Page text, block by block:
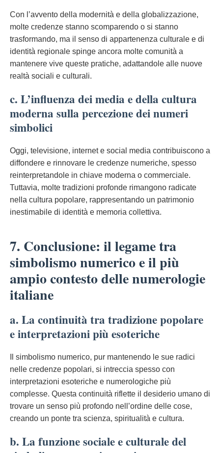
Con l’avvento della modernità e della globalizzazione,
molte credenze stanno scomparendo o si stanno
trasformando, ma il senso di appartenenza culturale e di
identità regionale spinge ancora molte comunità a
mantenere vive queste pratiche, adattandole alle nuove
realtà sociali e culturali.
c. L’influenza dei media e della cultura
moderna sulla percezione dei numeri
simbolici
Oggi, televisione, internet e social media contribuiscono a
diffondere e rinnovare le credenze numeriche, spesso
reinterpretandole in chiave moderna o commerciale.
Tuttavia, molte tradizioni profonde rimangono radicate
nella cultura popolare, rappresentando un patrimonio
inestimabile di identità e memoria collettiva.
7. Conclusione: il legame tra
simbolismo numerico e il più
ampio contesto delle numerologie
italiane
a. La continuità tra tradizione popolare
e interpretazioni più esoteriche
Il simbolismo numerico, pur mantenendo le sue radici
nelle credenze popolari, si intreccia spesso con
interpretazioni esoteriche e numerologiche più
complesse. Questa continuità riflette il desiderio umano di
trovare un senso più profondo nell’ordine delle cose,
creando un ponte tra scienza, spiritualità e cultura.
b. La funzione sociale e culturale del